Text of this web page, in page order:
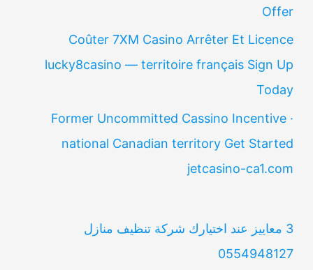
Offer
Coûter 7XM Casino Arrêter Et Licence
lucky8casino — territoire français Sign Up
Today
Former Uncommitted Cassino Incentive ·
national Canadian territory Get Started
jetcasino-ca1.com
3 معاييز عند اختيارك شركة تنظيف منازل
0554948127